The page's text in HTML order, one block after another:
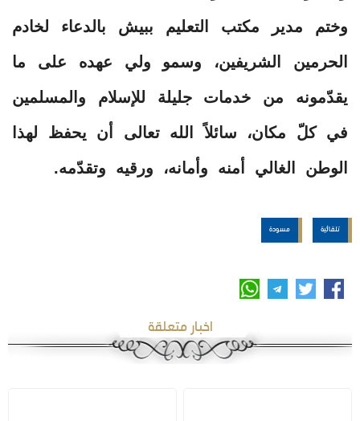
وختم مدير مكتب التعليم ببيش بالدعاء لخادم
الحرمين الشريفين، وسمو ولي عهده على ما
يقدّمونه من خدمات جليلة للإسلام والمسلمين
في كلّ مكان، سائلاً الله تعالى أن يحفظ لهذا
الوطن الغالي أمنه وأمانه، ورقيه وتقدّمه.
تلقائية مسودة
اخبار متعلقة